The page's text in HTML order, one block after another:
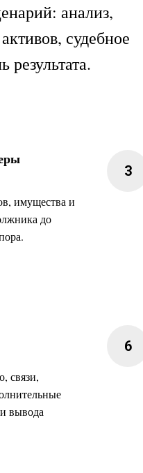
анализ,
судебное
результата.
имущества и
до
связи,
вывода